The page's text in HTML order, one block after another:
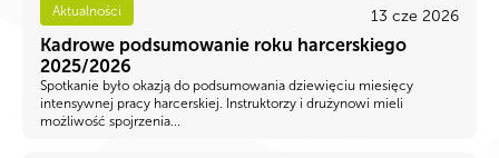
Aktualności 13 cze 2026
Kadrowe podsumowanie roku harcerskiego
2025/2026
Spotkanie było okazją do podsumowania dziewięciu miesięcy
intensywnej pracy harcerskiej. Instruktorzy i drużynowi mieli
możliwość spojrzenia...